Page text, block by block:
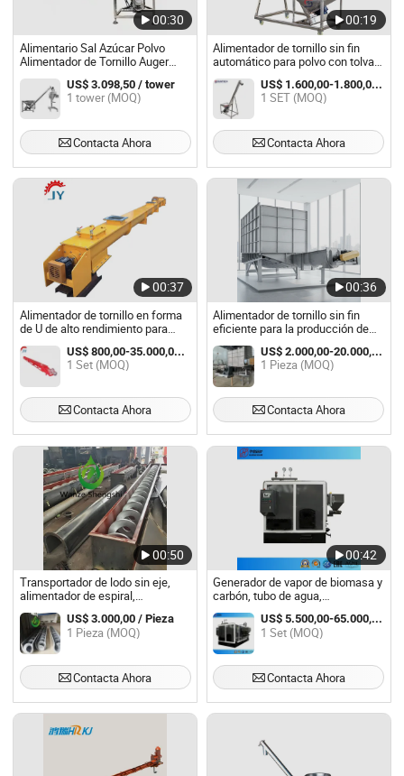
00:30
Alimentario Sal Azúcar Polvo
Alimentador de Tornillo Auger
Alimentador Auger con 200L
Tolva
US$ 3.098,50 / tower
1 tower (MOQ)
Contacta Ahora
00:19
Alimentador de tornillo sin fin
automático para polvo con tolva
cuadrada
US$ 1.600,00-1.800,00 / SET
1 SET (MOQ)
Contacta Ahora
00:37
Alimentador de tornillo en forma
de U de alto rendimiento para
manejo de materiales
US$ 800,00-35.000,00 / Set
1 Set (MOQ)
Contacta Ahora
00:36
Alimentador de tornillo sin fin
eficiente para la producción de
pellets
US$ 2.000,00-20.000,00 / Pieza
1 Pieza (MOQ)
Contacta Ahora
00:50
Transportador de lodo sin eje,
alimentador de espiral,
transportador de agua, equipo
auxiliar de tratamiento,
transportador de tornillo en forma
de U
US$ 3.000,00 / Pieza
1 Pieza (MOQ)
Contacta Ahora
00:42
Generador de vapor de biomasa y
carbón, tubo de agua,
alimentador de tornillo sin fin y
alimentación manual
US$ 5.500,00-65.000,00 / Set
1 Set (MOQ)
Contacta Ahora